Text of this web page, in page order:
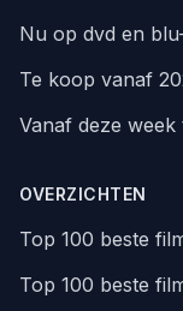
Nu op dvd en
Te koop vanaf
Vanaf deze week
OVERZICHTEN
Top 100 beste
Top 100 beste